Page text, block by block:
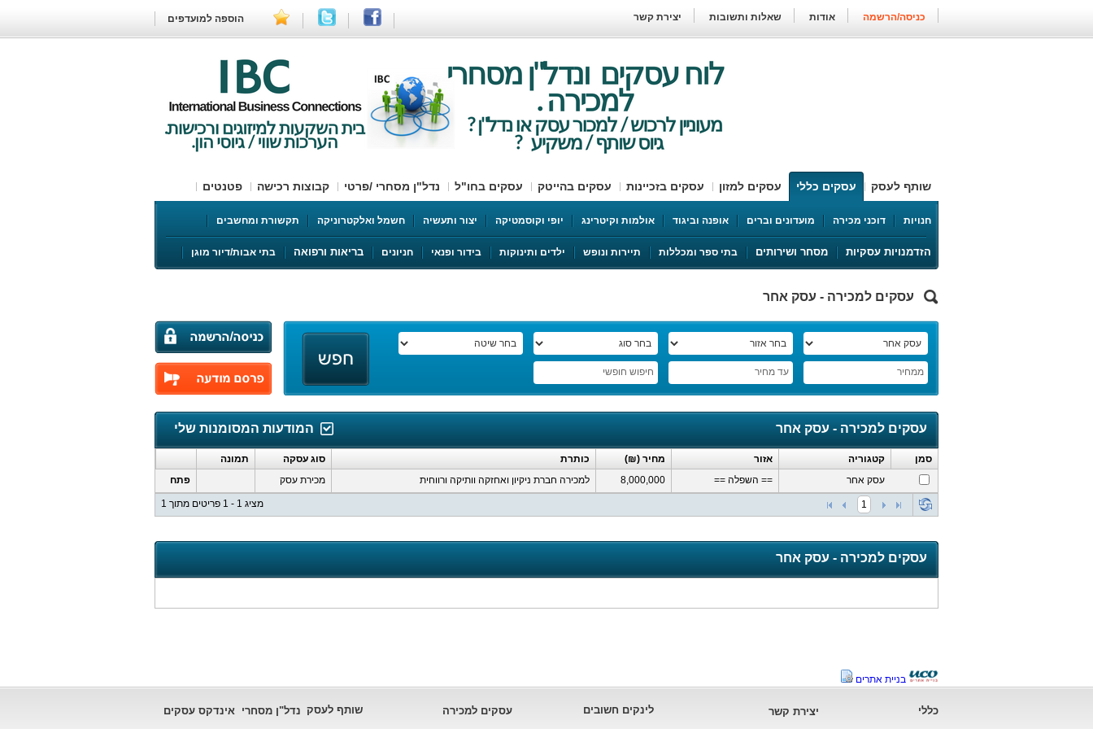
הוספה למועדפים כניסה/הרשמה אודות שאלות ותשובות יצירת קשר
שותף לעסק עסקים כללי עסקים למזון עסקים בזכיינות עסקים בהייטק עסקים בחו"ל נדל"ן מסחרי /פרטי קבוצות רכישה פטנטים
סטוקים למכירה English ספקי שירות דרושים עובדים חנויות דוכני מכירה מועדונים וברים אופנה וביגוד אולמות וקיטרינג יופי וקוסמטיקה יצור ותעשיה חשמל ואלקטרוניקה
תקשורת ומחשבים
מוסכים ורכב
ריהוט
הזדמנויות עסקיות מסחר ושירותים בתי ספר ומכללות תיירות ונופש ילדים ותינוקות בידור ופנאי חניונים בריאות ורפואה
בתי אבות/דיור מוגן
עסק אחר
עסקים למכירה - עסק אחר
ממחיר עד מחיר חיפוש חופשי
עסקים למכירה - עסק אחר המודעות המסומנות שלי
סמן קטגוריה אזור מחיר (₪) כותרת סוג עסקה
תמונה
עסק אחר
== השפלה == 8,000,000 למכירה חברת ניקיון ואחזקה וותיקה ורווחית מכירת עסק פתח
1 מציג 1 - 1 פריטים מתוך 1
עסקים למכירה - עסק אחר
בניית אתרים
כללי יצירת קשר לינקים חשובים עסקים למכירה שותף לעסק נדל"ן מסחרי אינדקס עסקים